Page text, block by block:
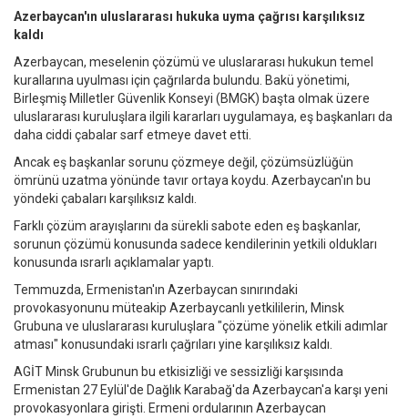
Azerbaycan'ın uluslararası hukuka uyma çağrısı karşılıksız
kaldı
Azerbaycan, meselenin çözümü ve uluslararası hukukun temel
kurallarına uyulması için çağrılarda bulundu. Bakü yönetimi,
Birleşmiş Milletler Güvenlik Konseyi (BMGK) başta olmak üzere
uluslararası kuruluşlara ilgili kararları uygulamaya, eş başkanları da
daha ciddi çabalar sarf etmeye davet etti.
Ancak eş başkanlar sorunu çözmeye değil, çözümsüzlüğün
ömrünü uzatma yönünde tavır ortaya koydu. Azerbaycan'ın bu
yöndeki çabaları karşılıksız kaldı.
Farklı çözüm arayışlarını da sürekli sabote eden eş başkanlar,
sorunun çözümü konusunda sadece kendilerinin yetkili oldukları
konusunda ısrarlı açıklamalar yaptı.
Temmuzda, Ermenistan'ın Azerbaycan sınırındaki
provokasyonunu müteakip Azerbaycanlı yetkililerin, Minsk
Grubuna ve uluslararası kuruluşlara "çözüme yönelik etkili adımlar
atması" konusundaki ısrarlı çağrıları yine karşılıksız kaldı.
AGİT Minsk Grubunun bu etkisizliği ve sessizliği karşısında
Ermenistan 27 Eylül'de Dağlık Karabağ'da Azerbaycan'a karşı yeni
provokasyonlara girişti. Ermeni ordularının Azerbaycan